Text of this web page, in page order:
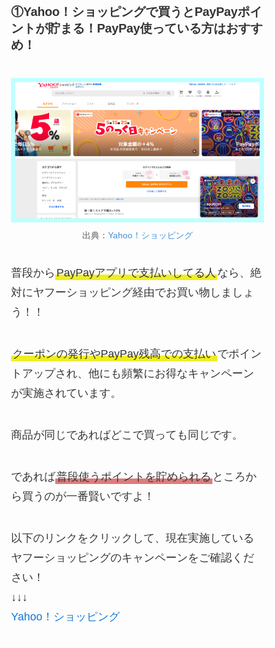
①Yahoo！ショッピングで買うとPayPayポイ
ントが貯まる！PayPay使っている方はおすす
め！
出典： Yahoo！ショッピング
普段から PayPayアプリで支払いしてる人なら、絶
対にヤフーショッピング経由でお買い物しましょ
う！！
クーポンの発行やPayPay残高での支払いでポイン
トアップされ、他にも頻繁にお得なキャンペーン
が実施されています。
商品が同じであればどこで買っても同じです。
であれば普段使うポイントを貯められるところか
ら買うのが一番賢いですよ！
以下のリンクをクリックして、現在実施している
ヤフーショッピングのキャンペーンをご確認くだ
さい！
↓↓↓
Yahoo！ショッピング